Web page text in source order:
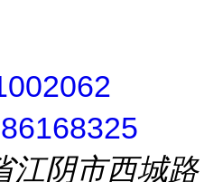
江阴市西城路